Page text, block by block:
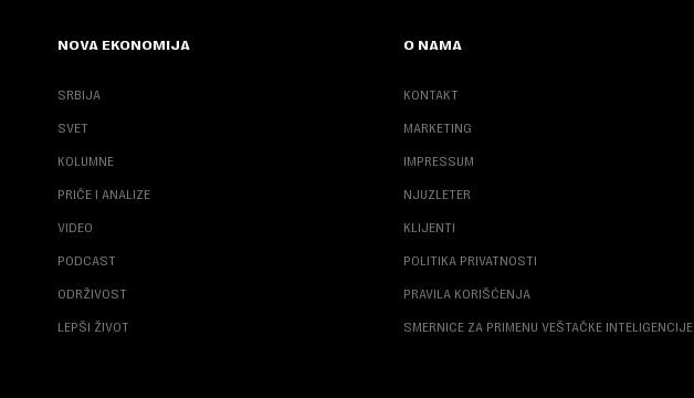
NOVA EKONOMIJA
SRBIJA
SVET
KOLUMNE
PRIČE I ANALIZE
VIDEO
PODCAST
ODRŽIVOST
LEPŠI ŽIVOT
O NAMA
KONTAKT
MARKETING
IMPRESSUM
NJUZLETER
KLIJENTI
POLITIKA PRIVATNOSTI
PRAVILA KORIŠĆENJA
SMERNICE ZA PRIMENU VEŠTAČKE INTELIGENCIJE